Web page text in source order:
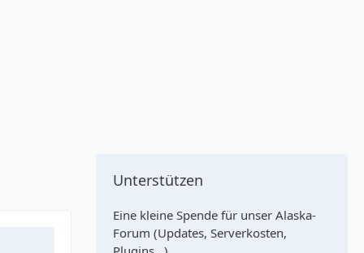
Unterstützen
Eine kleine Spende für unser Alaska-
Forum (Updates, Serverkosten,